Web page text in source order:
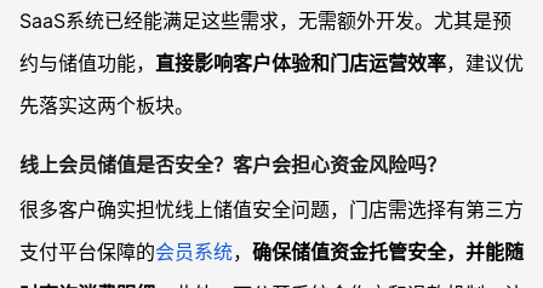
SaaS系统已经能满足这些需求，无需额外开发。尤其是预
约与储值功能， 直接影响客户体验和门店运营效率，建议优
先落实这两个板块。
线上会员储值是否安全？客户会担心资金风险吗？
很多客户确实担忧线上储值安全问题，门店需选择有第三方
支付平台保障的会员系统， 确保储值资金托管安全，并能随